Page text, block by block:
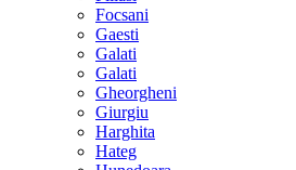
Focsani
Gaesti
Galati
Galati
Gheorgheni
Giurgiu
Harghita
Hateg